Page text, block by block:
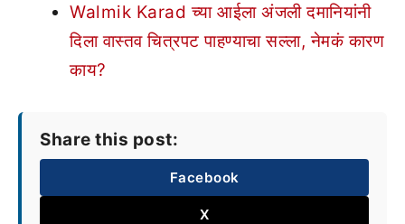
Walmik Karad च्या आईला अंजली दमानियांनी
दिला वास्तव चित्रपट पाहण्याचा सल्ला, नेमकं कारण
काय?
Share this post:
Facebook
X